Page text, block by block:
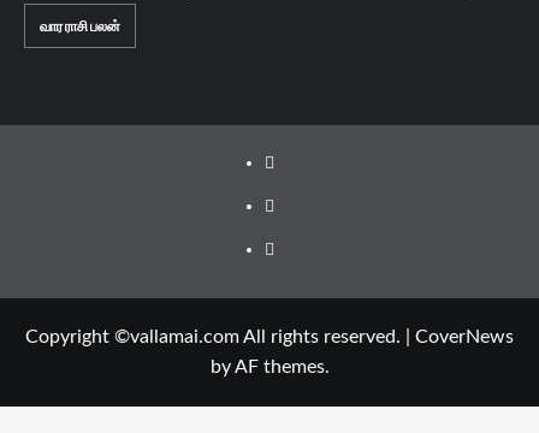
வார ராசி பலன்
Facebook
Twitter
Youtube
Copyright ©vallamai.com All rights reserved.
CoverNews
by AF themes.